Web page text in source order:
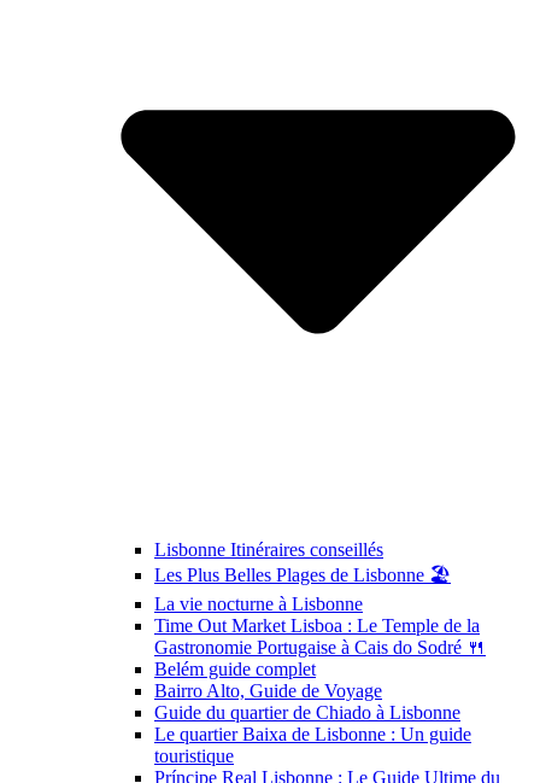
Lisbonne Itinéraires conseillés
Les Plus Belles Plages de Lisbonne 🏖️
La vie nocturne à Lisbonne
Time Out Market Lisboa : Le Temple de la
Gastronomie Portugaise à Cais do Sodré 🍴
Belém guide complet
Bairro Alto, Guide de Voyage
Guide du quartier de Chiado à Lisbonne
Le quartier Baixa de Lisbonne : Un guide
touristique
Príncipe Real Lisbonne : Le Guide Ultime du